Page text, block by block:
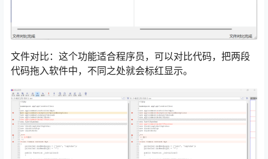
文件对比：这个功能适合程序员，可以对比代码，把两段
代码拖入软件中，不同之处就会标红显示。